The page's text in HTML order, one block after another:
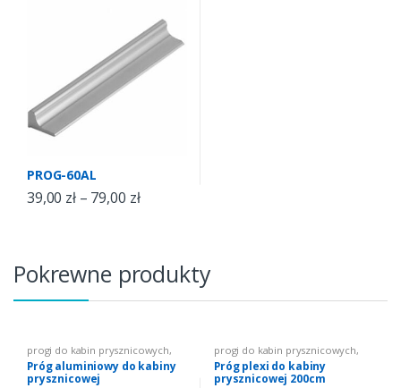
PROG-60AL
39,00 zł– 79,00 zł
Pokrewne produkty
progi do kabin prysznicowych,
Progi do kabin prysznicowych
Próg aluminiowy do kabiny
prysznicowej
progi do kabin prysznicowych,
Progi do kabin prysznicowych
Próg plexi do kabiny
prysznicowej 200cm